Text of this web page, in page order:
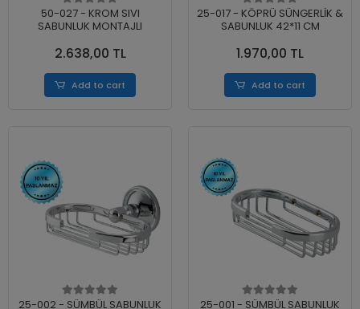
50-027 - KROM SIVI
SABUNLUK MONTAJLI
2.638,00 TL
Add to cart
25-017 - KÖPRÜ SÜNGERLİK &
SABUNLUK 42*11 CM
1.970,00 TL
Add to cart
25-002 - SÜMBÜL SABUNLUK
25-001 - SÜMBÜL SABUNLUK